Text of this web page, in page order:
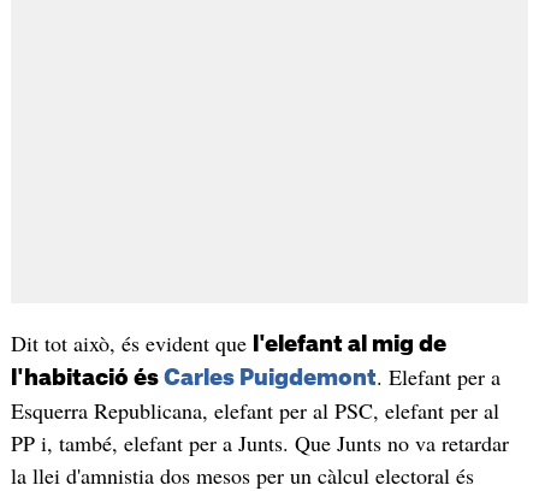
Dit tot això, és evident que
l'elefant al mig de
l'habitació és Carles Puigdemont. Elefant per a
Esquerra Republicana, elefant per al PSC, elefant per al
PP i, també, elefant per a Junts. Que Junts no va retardar
la llei d'amnistia dos mesos per un càlcul electoral és